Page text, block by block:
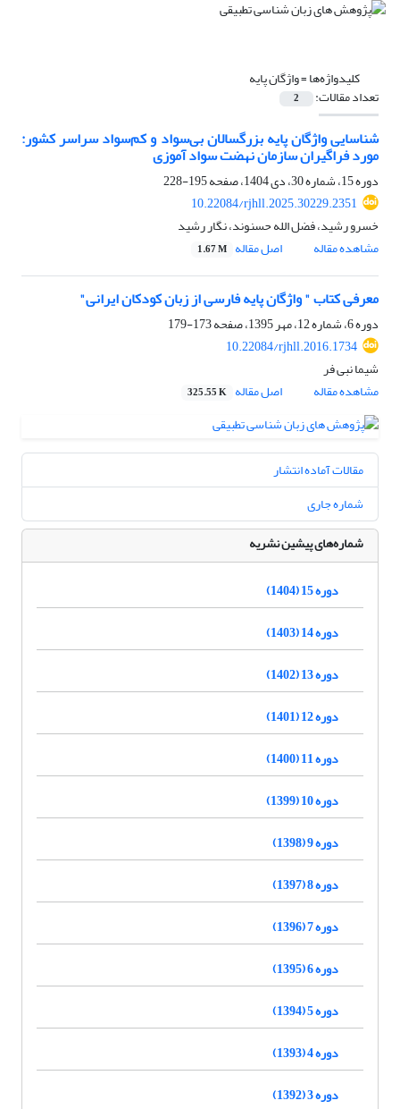
کلیدواژه‌ها =واژگان پایه
تعداد مقالات: 2
شناسایی واژگان پایه بزرگسالان بی‌سواد و کم‌سواد سراسر کشور:
مورد فراگیران سازمان نهضت سواد آموزی
دوره 15، شماره 30، دی 1404، صفحه
195-228
10.22084/rjhll.2025.30229.2351
خسرو رشید، فضل الله حسنوند، نگار رشید
مشاهده مقاله
اصل مقاله 1.67 M
معرفی کتاب " واژگان پایه فارسی از زبان کودکان ایرانی"
دوره 6، شماره 12، مهر 1395، صفحه
173-179
10.22084/rjhll.2016.1734
شیما نبی فر
مشاهده مقاله
اصل مقاله 325.55 K
مقالات آماده انتشار
شماره جاری
شماره‌های پیشین نشریه
دوره 15 (1404)
دوره 14 (1403)
دوره 13 (1402)
دوره 12 (1401)
دوره 11 (1400)
دوره 10 (1399)
دوره 9 (1398)
دوره 8 (1397)
دوره 7 (1396)
دوره 6 (1395)
دوره 5 (1394)
دوره 4 (1393)
دوره 3 (1392)